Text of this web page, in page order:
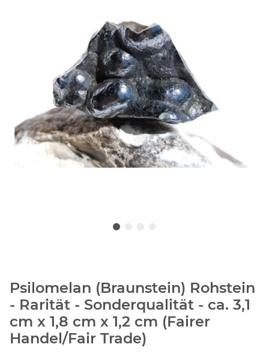
Psilomelan (Braunstein) Rohstein
- Rarität - Sonderqualität - ca. 3,1
cm x 1,8 cm x 1,2 cm (Fairer
Handel/Fair Trade)